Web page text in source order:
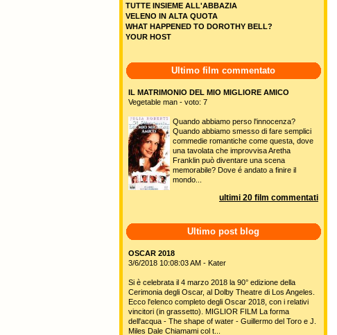
TUTTE INSIEME ALL'ABBAZIA
VELENO IN ALTA QUOTA
WHAT HAPPENED TO DOROTHY BELL?
YOUR HOST
Ultimo film commentato
IL MATRIMONIO DEL MIO MIGLIORE AMICO
Vegetable man - voto: 7
Quando abbiamo perso l'innocenza?
Quando abbiamo smesso di fare semplici
commedie romantiche come questa, dove
una tavolata che improvvisa Aretha
Franklin può diventare una scena
memorabile? Dove é andato a finire il
mondo...
ultimi 20 film commentati
Ultimo post blog
OSCAR 2018
3/6/2018 10:08:03 AM - Kater
Si è celebrata il 4 marzo 2018 la 90° edizione della
Cerimonia degli Oscar, al Dolby Theatre di Los Angeles.
Ecco l'elenco completo degli Oscar 2018, con i relativi
vincitori (in grassetto). MIGLIOR FILM La forma
dell'acqua - The shape of water - Guillermo del Toro e J.
Miles Dale Chiamami col t...